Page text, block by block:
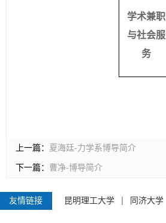
学术兼职
与社会服
务
上一篇： 夏海廷-力学系博导简介
下一篇： 曹净-博导简介
友情链接 昆明理工大学 同济大学